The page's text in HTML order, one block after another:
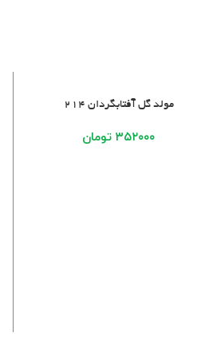
به سبد خرید
مولد گل آفتابگردان ۲۱۴
۳۵۲۰۰۰ تومان